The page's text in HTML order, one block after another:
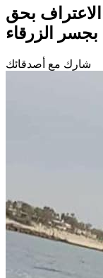
بحق
بجسر الزرقاء
شارك مع أصدقائك